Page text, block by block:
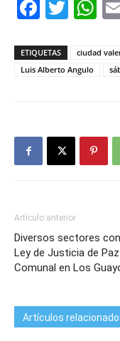
ETIQUETAS ciudad
Luis Alberto Angulo
Artículo anterior
Diversos sectores
Ley de Justicia de Paz
Comunal en Los
Artículos